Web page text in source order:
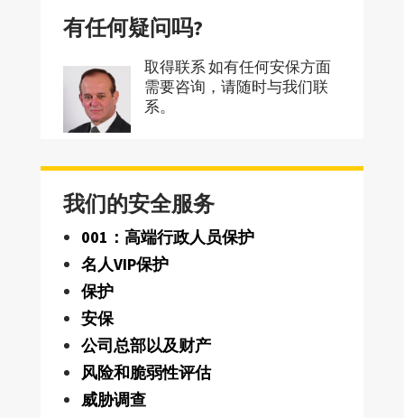
有任何疑问吗?
取得联系 如有任何安保方面
需要咨询，请随时与我们联
系。
我们的安全服务
001：高端行政人员保护
名人VIP保护
保护
安保
公司总部以及财产
风险和脆弱性评估
威胁调查